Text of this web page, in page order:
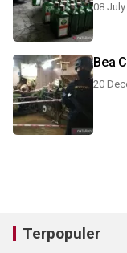
08 July
Bea
20
Terpopuler